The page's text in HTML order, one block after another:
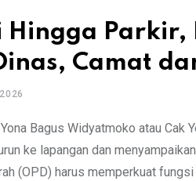
Hingga Parkir,
Camat
Bagus Widyatmoko atau
ke lapangan dan
(OPD) harus memperkuat